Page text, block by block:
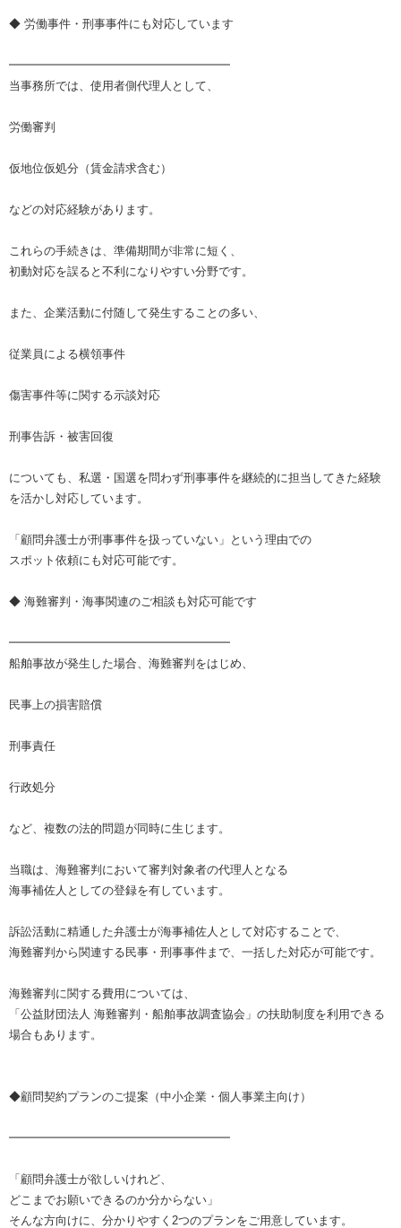
◆ 労働事件・刑事事件にも対応しています
━━━━━━━━━━━━━━━━━━━
当事務所では、使用者側代理人として、
労働審判
仮地位仮処分（賃金請求含む）
などの対応経験があります。
これらの手続きは、準備期間が非常に短く、
初動対応を誤ると不利になりやすい分野です。
また、企業活動に付随して発生することの多い、
従業員による横領事件
傷害事件等に関する示談対応
刑事告訴・被害回復
についても、私選・国選を問わず刑事事件を継続的に担当してきた経験
を活かし対応しています。
「顧問弁護士が刑事事件を扱っていない」という理由での
スポット依頼にも対応可能です。
◆ 海難審判・海事関連のご相談も対応可能です
━━━━━━━━━━━━━━━━━━━
船舶事故が発生した場合、海難審判をはじめ、
民事上の損害賠償
刑事責任
行政処分
など、複数の法的問題が同時に生じます。
当職は、海難審判において審判対象者の代理人となる
海事補佐人としての登録を有しています。
訴訟活動に精通した弁護士が海事補佐人として対応することで、
海難審判から関連する民事・刑事事件まで、一括した対応が可能です。
海難審判に関する費用については、
「公益財団法人 海難審判・船舶事故調査協会」の扶助制度を利用できる
場合もあります。
◆顧問契約プランのご提案（中小企業・個人事業主向け）
━━━━━━━━━━━━━━━━━━━
「顧問弁護士が欲しいけれど、
どこまでお願いできるのか分からない」
そんな方向けに、分かりやすく2つのプランをご用意しています。